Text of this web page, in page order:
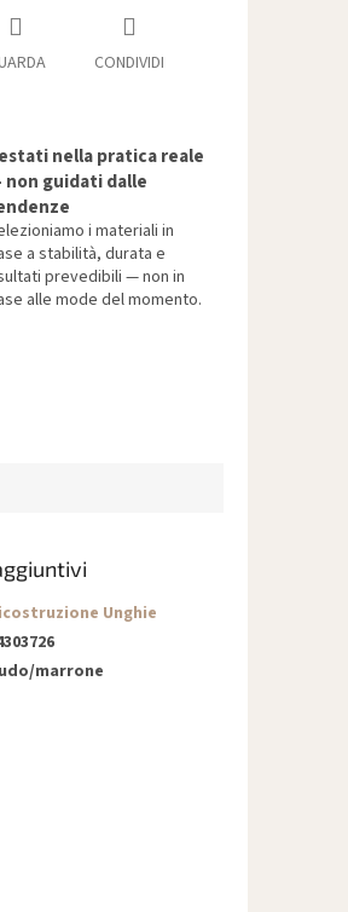
CONDIVIDI
nella pratica reale
guidati dalle
i materiali in
a stabilità, durata e
prevedibili — non in
alle mode del momento.
Unghie
marrone